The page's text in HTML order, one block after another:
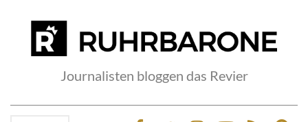
Journalisten bloggen das Revier